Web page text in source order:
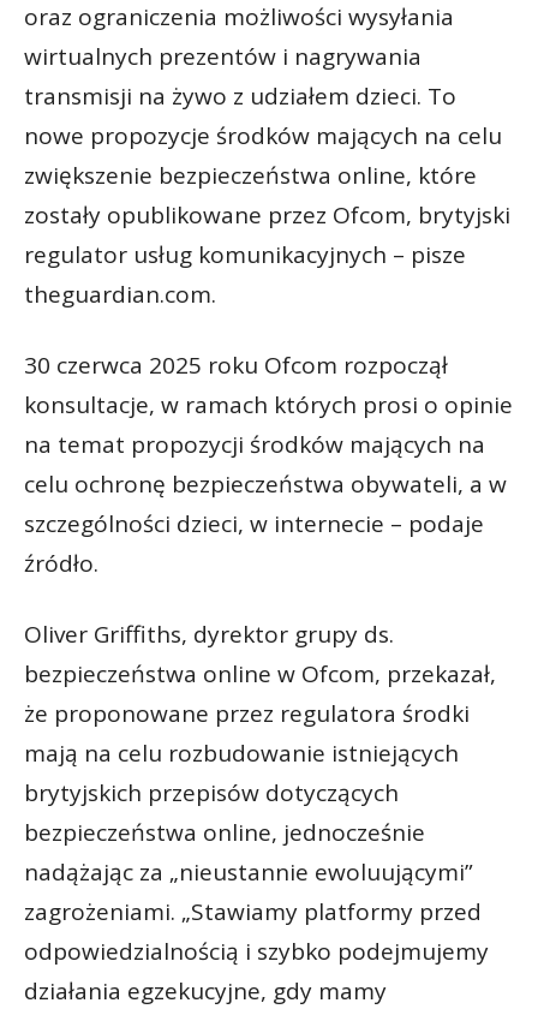
oraz ograniczenia możliwości wysyłania
wirtualnych prezentów i nagrywania
transmisji na żywo z udziałem dzieci. To
nowe propozycje środków mających na celu
zwiększenie bezpieczeństwa online, które
zostały opublikowane przez Ofcom, brytyjski
regulator usług komunikacyjnych – pisze
theguardian.com.
30 czerwca 2025 roku Ofcom rozpoczął
konsultacje, w ramach których prosi o opinie
na temat propozycji środków mających na
celu ochronę bezpieczeństwa obywateli, a w
szczególności dzieci, w internecie – podaje
źródło.
Oliver Griffiths, dyrektor grupy ds.
bezpieczeństwa online w Ofcom, przekazał,
że proponowane przez regulatora środki
mają na celu rozbudowanie istniejących
brytyjskich przepisów dotyczących
bezpieczeństwa online, jednocześnie
nadążając za „nieustannie ewoluującymi”
zagrożeniami. „Stawiamy platformy przed
odpowiedzialnością i szybko podejmujemy
działania egzekucyjne, gdy mamy